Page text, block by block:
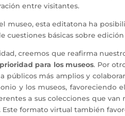
entre visitantes.
esta editatona ha
básicas sobre
creemos que reafirma
para los museos. Por
más amplios y
y los museos, favoreciendo
a sus colecciones que van
formato virtual también